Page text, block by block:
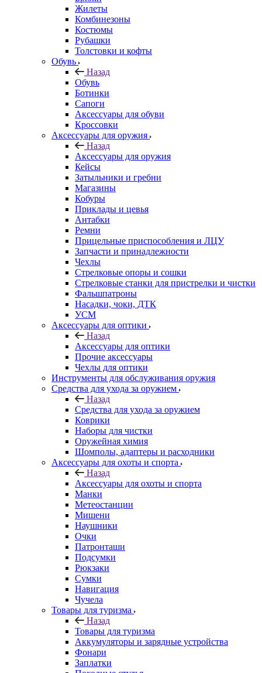
Жилеты
Комбинезоны
Костюмы
Рубашки
Толстовки и кофты
Обувь
Назад
Обувь
Ботинки
Сапоги
Аксессуары для обуви
Кроссовки
Аксессуары для оружия
Назад
Аксессуары для оружия
Кейсы
Затыльники и гребни
Магазины
Кобуры
Приклады и цевья
Антабки
Ремни
Прицельные приспособления и ЛЦУ
Запчасти и принадлежности
Чехлы
Стрелковые опоры и сошки
Стрелковые станки для пристрелки и чистки
Фальшпатроны
Насадки, чоки, ДТК
УСМ
Аксессуары для оптики
Назад
Аксессуары для оптики
Прочие аксессуары
Чехлы для оптики
Инструменты для обслуживания оружия
Средства для ухода за оружием
Назад
Средства для ухода за оружием
Коврики
Наборы для чистки
Оружейная химия
Шомполы, адаптеры и расходники
Аксессуары для охоты и спорта
Назад
Аксессуары для охоты и спорта
Манки
Метеостанции
Мишени
Наушники
Очки
Патронташи
Подсумки
Рюкзаки
Сумки
Навигация
Чучела
Товары для туризма
Назад
Товары для туризма
Аккумуляторы и зарядные устройства
Фонари
Заплатки